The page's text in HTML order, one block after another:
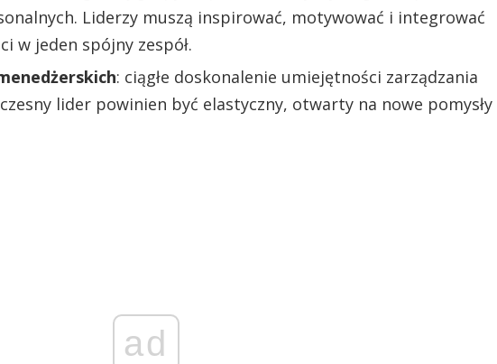
Liderzy muszą inspirować, motywować i integrować
w jeden spójny zespół.
: ciągłe doskonalenie umiejętności zarządzania
lider powinien być elastyczny, otwarty na nowe pomysły
ad